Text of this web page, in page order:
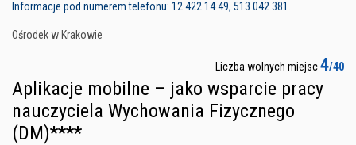
Informacje pod numerem telefonu: 12 422 14 49, 513 042 381.
Ośrodek w Krakowie
Liczba wolnych miejsc4/40
Aplikacje mobilne – jako wsparcie pracy
nauczyciela Wychowania Fizycznego
(DM)****